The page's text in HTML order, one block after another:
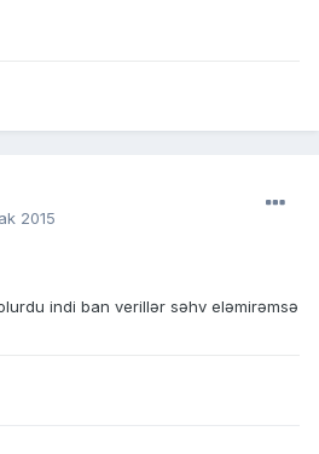
2015
indi ban verillər səhv eləmirəmsə